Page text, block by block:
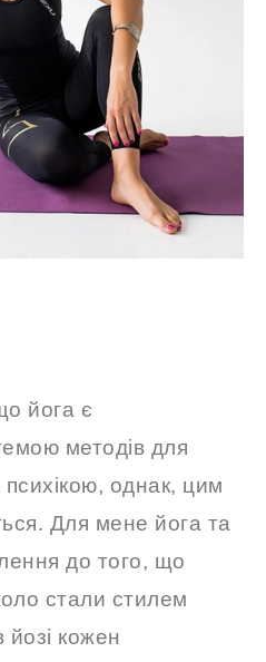
йога є
методів для
психікою, однак, цим
Для мене йога та
до того, що
стали стилем
кожен